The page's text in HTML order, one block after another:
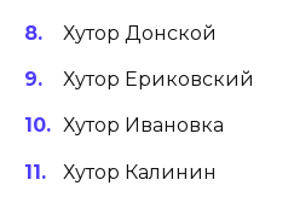
Хутор Донской
Хутор Ериковский
Хутор Ивановка
Хутор Калинин